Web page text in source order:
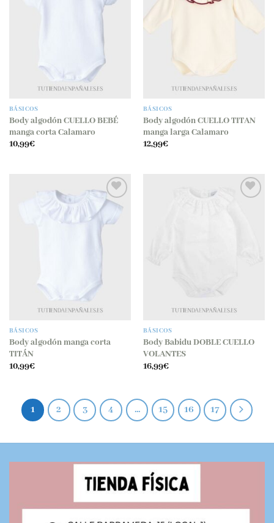
lista
BÁSICOS
Body algodón CUELLO BEBÉ
manga corta Calamaro
10,99€
BÁSICOS
Body algodón CUELLO TITAN
manga larga Calamaro
12,99€
Añadir
a la
lista
deseos
BÁSICOS
Body algodón manga corta
TITÁN
10,99€
BÁSICOS
Body Babidu DOBLE CUELLO
VOLANTES
16,99€
1 2 3 4 … 15 16 17